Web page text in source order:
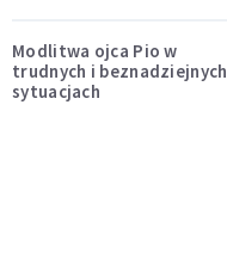
Modlitwa ojca Pio w
trudnych i beznadziejnych
sytuacjach